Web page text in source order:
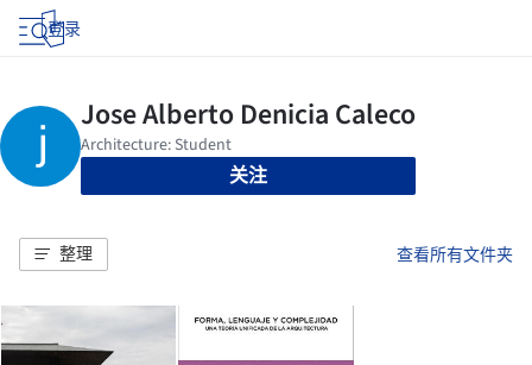
登录
关注
整理 查看所有文件夹